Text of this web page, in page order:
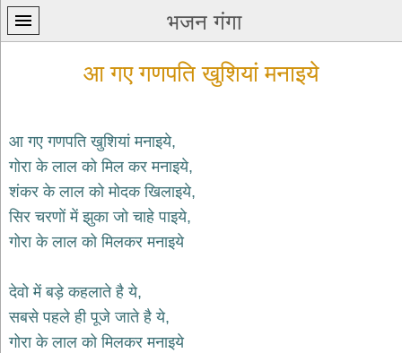
भजन गंगा
प्रथम
पन्ना
कृष्ण
bhajans
शिव
भजन
आ गए गणपति खुशियां मनाइये
आ गए गणपति खुशियां मनाइये,
गोरा के लाल को मिल कर मनाइये,
शंकर के लाल को मोदक खिलाइये,
सिर चरणों में झुका जो चाहे पाइये,
गोरा के लाल को मिलकर मनाइये
देवो में बड़े कहलाते है ये,
सबसे पहले ही पूजे जाते है ये,
गोरा के लाल को मिलकर मनाइये